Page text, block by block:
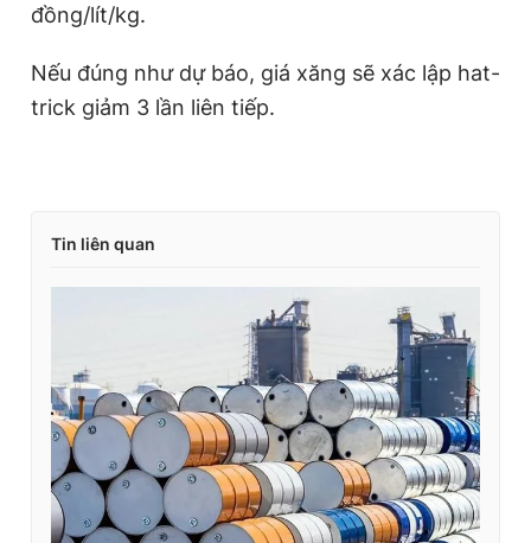
đồng/lít/kg.
Nếu đúng như dự báo, giá xăng sẽ xác lập hat-
trick giảm 3 lần liên tiếp.
Tin liên quan